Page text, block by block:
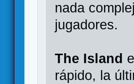
nada
jugadores.
The Island
rápido, la